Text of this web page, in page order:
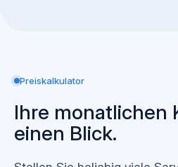
Preiskalkulator
Ihre monatlichen
einen Blick.